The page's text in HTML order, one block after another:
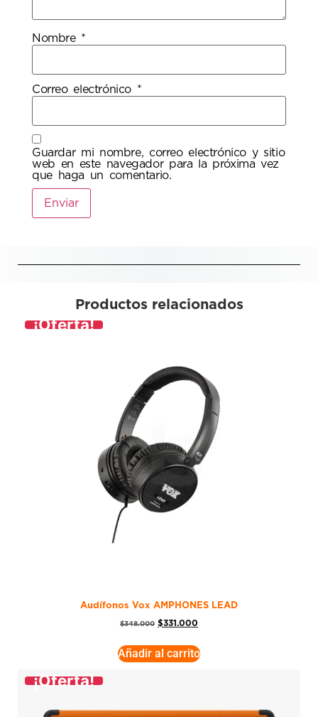
Nombre *
Correo electrónico *
Guardar mi nombre, correo electrónico y sitio
web en este navegador para la próxima vez
que haga un comentario.
Productos relacionados
¡Oferta!
Audífonos Vox AMPHONES LEAD
$348.000 $331.000
Añadir al carrito
¡Oferta!